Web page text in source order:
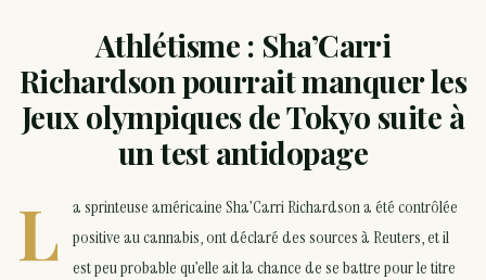
Athlétisme : Sha’Carri
Richardson pourrait manquer les
Jeux olympiques de Tokyo suite à
un test antidopage
L
a sprinteuse américaine Sha’Carri Richardson a été contrôlée
positive au cannabis, ont déclaré des sources à Reuters, et il
est peu probable qu’elle ait la chance de se battre pour le titre